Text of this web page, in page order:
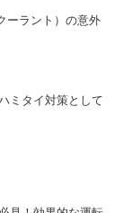
ーラント）の意外
ミタイ対策として